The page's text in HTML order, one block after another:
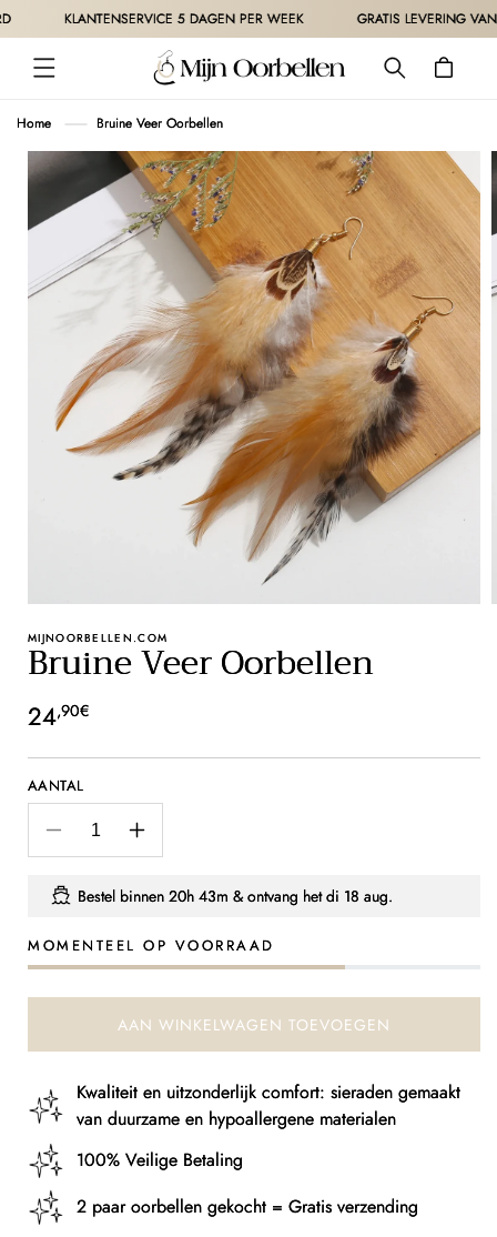
METEEN
NAAR DE
CONTENT
KLANTENSERVICE 5 DAGEN PER WEEK GRATIS LEVERING
Winkelwagen
Home Bruine Veer Oorbellen
DIRECT NAAR
MIJNOORBELLEN.COM
Bruine Veer Oorbellen
Normale
prijs
24,90€
AANTAL
Aantal
verlagen
voor
Bruine
Oorbellen
Aantal
verhogen
voor
Bruine
Oorbellen
Bestel binnen 20h 42m & ontvang hetdi 18 aug.
MOMENTEEL OP VOORRAAD
AAN WINKELWAGEN TOEVOEGEN
Kwaliteit en uitzonderlijk comfort: sieraden gemaakt
van duurzame en hypoallergene materialen
100% Veilige Betaling
2 paar oorbellen gekocht = Gratis verzending